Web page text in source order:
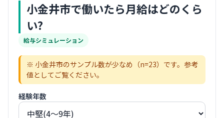
小金井市で働いたら月給はどのくら
い?
給与シミュレーション
※ 小金井市のサンプル数が少なめ（n=23）です。参考
値としてご覧ください。
経験年数